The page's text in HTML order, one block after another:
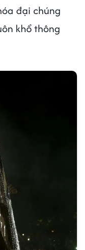
đại chúng
khổ thông